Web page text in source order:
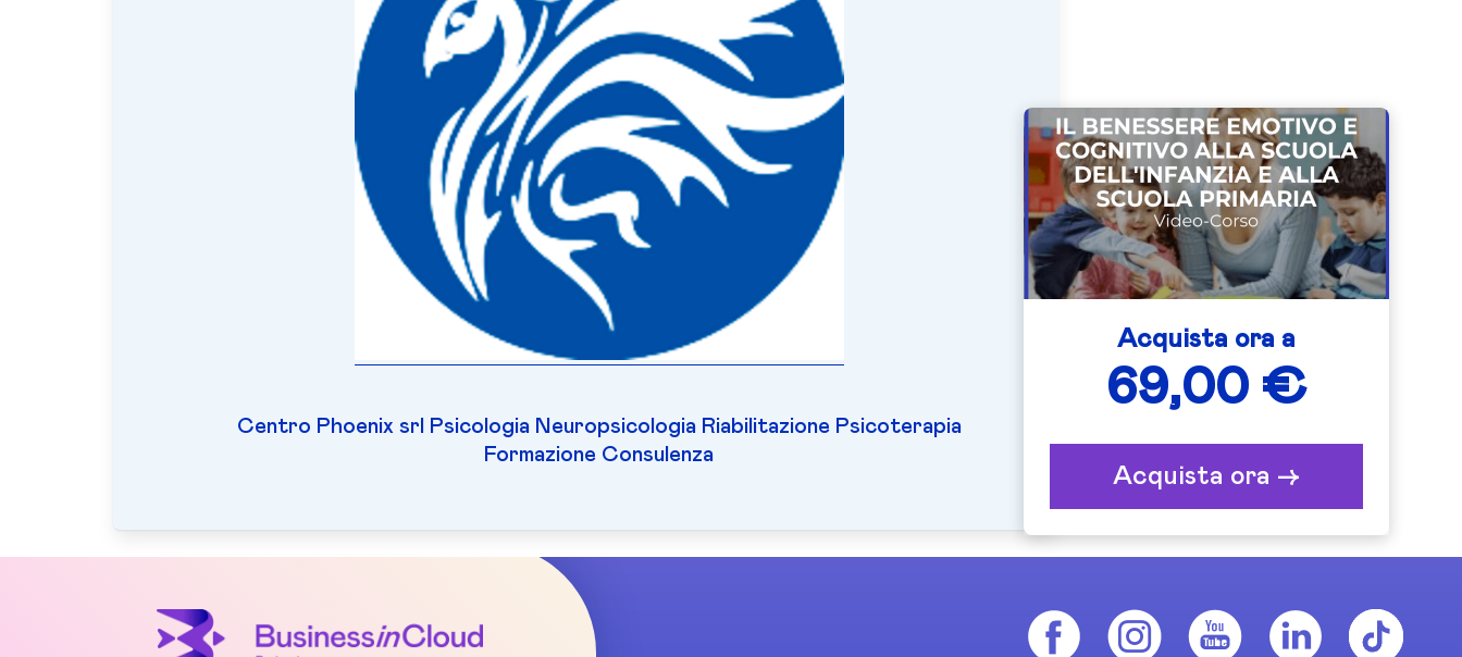
Centro Phoenix srl Psicologia Neuropsicologia Riabilitazione Psicoterapia
Formazione Consulenza
Acquista ora a
69,00 €
Acquista ora ->